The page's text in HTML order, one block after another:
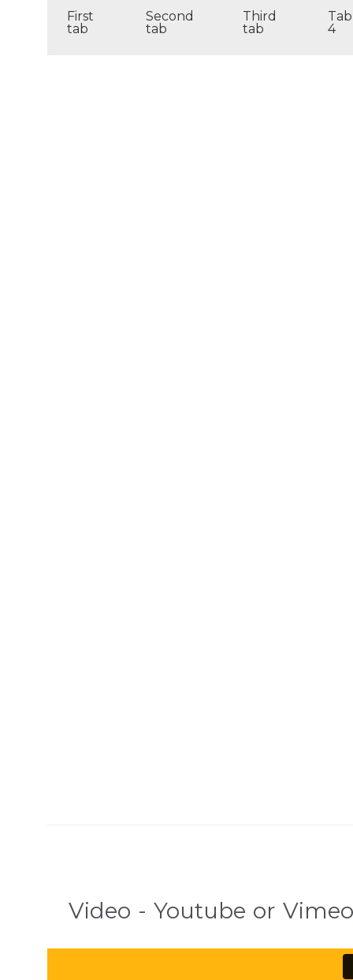
First
tab
Second
tab
Third
tab
Tab
4
Video - Youtube or Vimeo